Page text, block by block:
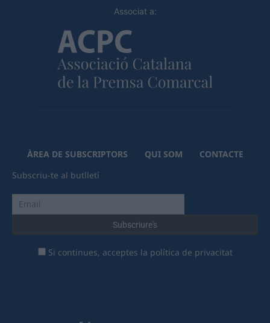
Associat a:
ÀREA DE SUBSCRIPTORS QUI SOM
CONTACTE
Subscriu-te al butlletí
Si continues, acceptes la política de privacitat